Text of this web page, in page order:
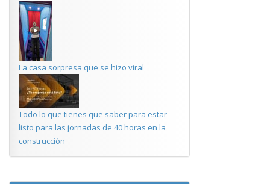
La casa sorpresa que se hizo viral
Todo lo que tienes que saber para estar
listo para las jornadas de 40 horas en la
construcción